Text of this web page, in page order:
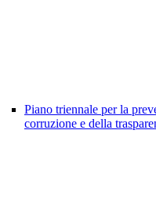
Piano triennale per la
corruzione e della